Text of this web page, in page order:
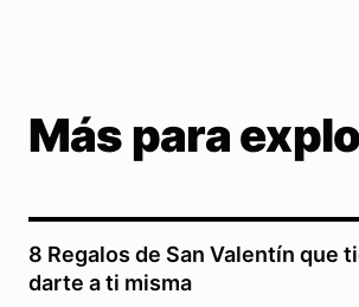
Más para
8 Regalos de San Valentín que
darte a ti misma